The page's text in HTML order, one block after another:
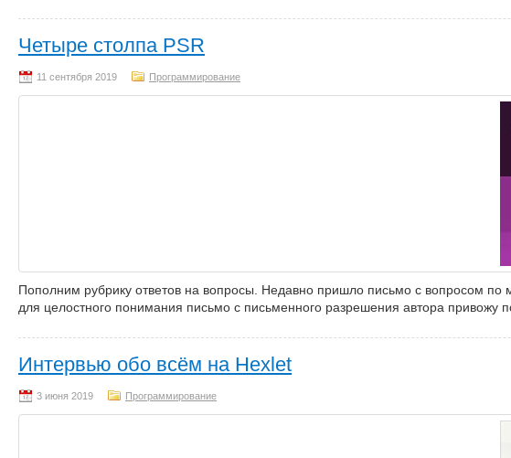
Четыре столпа PSR
Программирование
Пополним рубрику ответов на вопросы. Недавно пришло письмо с вопросом по
для целостного понимания письмо с письменного разрешения автора привожу
Интервью обо всём на Hexlet
Программирование